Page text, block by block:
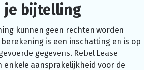
je bijtelling
kunnen geen rechten worden
is een inschatting en is op
gegevens. Rebel Lease
enkele aansprakelijkheid voor de